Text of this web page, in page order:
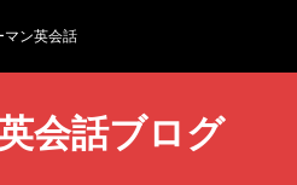
マン英会話
会話ブログ